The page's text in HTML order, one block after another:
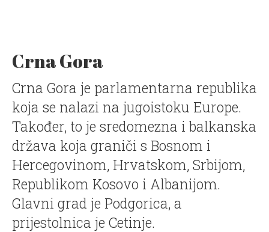
Crna Gora
Crna Gora je parlamentarna republika
koja se nalazi na jugoistoku Europe.
Također, to je sredomezna i balkanska
država koja graniči s Bosnom i
Hercegovinom, Hrvatskom, Srbijom,
Republikom Kosovo i Albanijom.
Glavni grad je Podgorica, a
prijestolnica je Cetinje.